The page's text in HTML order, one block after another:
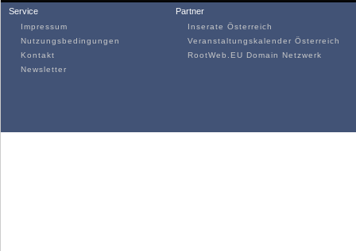
Service
Impressum
Nutzungsbedingungen
Kontakt
Newsletter
Partner
Inserate Österreich
Veranstaltungskalender Österreich
RootWeb.EU Domain Netzwerk